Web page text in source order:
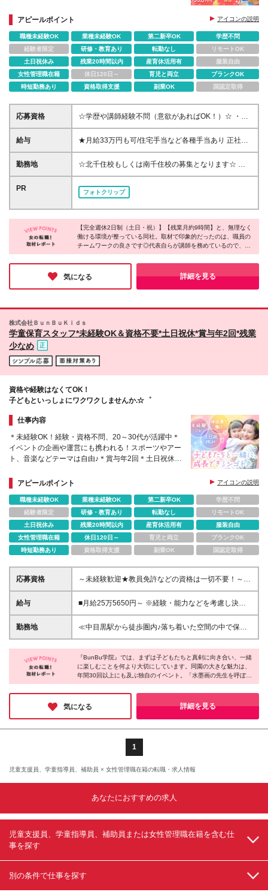
アピールポイント アイコンの説明
職種未経験OK 業種未経験OK 第二新卒OK
学歴不問
経験者限定
研修・教育あり 転勤なし
リモートOK
土日祝休み
残業20時間以内 産育休活用有
服装自由
女性管理職在籍
休日120日～ 育児と両立
ブランクOK
時短勤務あり
資格取得支援 副業OK 国認定取得
応募資格
☆学歴や講師経験不問（意欲があればOK！）☆ ・基
本的なPC操作ができる方 ・英語力をお持ちの方 （目
安）日常会話レベルでOK！ 「英語を活かして働きた
験」 そんな方も大歓迎です♪
給与
★月給33万円も可/住宅手当など各種手当あり 正社員
／月給23.5万円～33万円 ※スキルや経験に応じて決
定します ※残業代は別途全額支給 ※保育士資格をお持
／時給1200円～1800円＋通勤手当など ※スキルや経
ません）
勤務地
☆北千住校もしくは南千住校の募集となります☆ ＜
北千住校＞ 東京都足立区足立1-3-11 (本校） 東京都足
立区足立1-29-3 (アネックスビル） ＜南千住校＞ 東京
都荒川区南千住1-43-1 ※雇用形態による勤務地の差異
はありません (変更の範囲)上記を除く当社関連勤務地
PR
フォトクリップ
【完全週休2日制（土日・祝）】【残業月約9時間】と、無理なく
働ける環境が整っている同社。取材で印象的だったのは、職員の
チームワークの良さです◎代表自らが講師を務めているので、現
場の困ったこともすぐに相談できる環境なのだそう！子供たちの
笑い声はもちろん、職員の笑顔も印象的でした♪幼稚部はオール
イングリッシュ、未就園児は日本語でOKなので、「英語が好
き！子供が好き！」という方にピッタリな環境だと思います◎
気になる 詳細を見る
株式会社ＢｕｎＢｕＫｉｄｓ
学童保育スタッフ*未経験OK＆資格不要*土日祝休*賞与年2回*残業
少なめ
資格や経験はなくてOK！
子どもといっしょにワクワクしませんか.☆゜
仕事内容
＊未経験OK！経験・資格不問、20～30代が活躍中＊
イベントの企画や運営にも携われる！スポーツやアー
ト、音楽などテーマは自由♪＊賞与年2回＊土日祝休み
アピールポイント
アイコンの説明
職種未経験OK 業種未経験OK 第二新卒OK
学歴不問
経験者限定
研修・教育あり 転勤なし
リモートOK
土日祝休み
残業20時間以内 産育休活用有
服装自由
女性管理職在籍
休日120日～ 育児と両立
ブランクOK
時短勤務あり
資格取得支援 副業OK 国認定取得
応募資格
～未経験歓迎★教員免許などの資格は一切不要！～ ■
専門卒／短大卒以上 ＼人柄重視の採用です！／ 知
識・経験は一切問いません。 「子どもが好き」「成
す！
給与
■月給25万5650円～ ※経験・能力などを考慮し決定し
ます ※試用期間3ヵ月あり。期間中の待遇・雇用形態
などに差異はありません ※上記金額には固定残業代
勤務地
≪中目黒駅から徒歩圏内♪落ち着いた空間の中で保育
を楽しむ≫ ■本社・BunBu学院 中目黒校 東京都目黒
区青葉台1-27-3 SFビル2階
『BunBu学院』では、まずは子どもたちと真剣に向き合い、一緒
に楽しむことを何より大切にしています。同園の大きな魅力は、
年間30回以上にも及ぶ独自のイベント。「水墨画の先生を呼ぼ
う」「プロの影絵師を招こう」「有名企業で職場見学をしよう」
…といった現場のひらめきが、子どもたちの好奇心につながるき
っかけに。きっとあなたのアイデアも、子どもたちの人生をより
豊かにすることでしょう♪
気になる 詳細を見る
1
児童支援員、学童指導員、補助員 × 女性管理職在籍の転職・求人情報
あなたにおすすめの求人
児童支援員、学童指導員、補助員または女性管理職在籍を含む仕
事を探す
別の条件で仕事を探す